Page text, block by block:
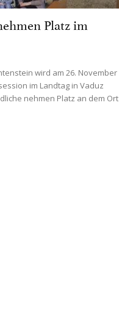
Platz im
wird am 26. November
im Landtag in Vaduz
nehmen Platz an dem Ort